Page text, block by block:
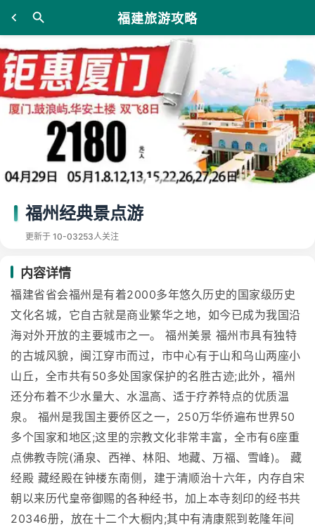
福建旅游攻略
福州经典景点游
更新于 10-03253人关注
内容详情
福建省省会福州是有着2000多年悠久历史的国家级历史
文化名城，它自古就是商业繁华之地，如今已成为我国沿
海对外开放的主要城市之一。 福州美景 福州市具有独特
的古城风貌，闽江穿市而过，市中心有于山和乌山两座小
山丘，全市共有50多处国家保护的名胜古迹;此外，福州
还分布着不少水量大、水温高、适于疗养特点的优质温
泉。 福州是我国主要侨区之一，250万华侨遍布世界50
多个国家和地区;这里的宗教文化非常丰富，全市有6座重
点佛教寺院(涌泉、西禅、林阳、地藏、万福、雪峰)。 藏
经殿 藏经殿在钟楼东南侧，建于清顺治十六年，内存自宋
朝以来历代皇帝御赐的各种经书，加上本寺刻印的经书共
20346册，放在十二个大橱内;其中有清康熙到乾隆年间